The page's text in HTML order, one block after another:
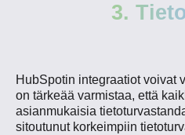
3.
HubSpotin integraatiot voivat
on tärkeää varmistaa, että
asianmukaisia
sitoutunut korkeimpiin